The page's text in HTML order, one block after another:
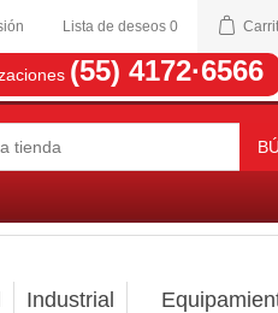
Lista de deseos 0
(55) 4172·6566
Industrial